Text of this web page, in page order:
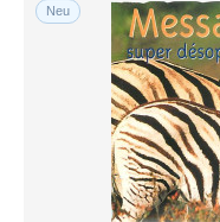
Neu